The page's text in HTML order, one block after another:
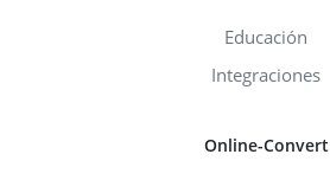
Educación
Integraciones
Online-Convert